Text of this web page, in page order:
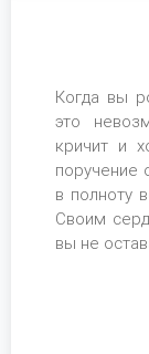
Когда вы
это
кричит и
поручение
в полноту
Своим
вы не